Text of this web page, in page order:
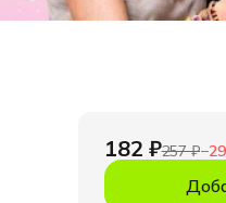
182 ₽257 ₽−29